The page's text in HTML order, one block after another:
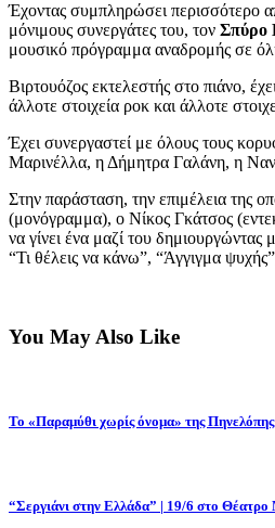
Έχοντας συμπληρώσει περισσότερο
μόνιμους συνεργάτες του, τον Σπύρο
μουσικό πρόγραμμα αναδρομής σε
Βιρτουόζος εκτελεστής στο πιάνο,
άλλοτε στοιχεία ροκ και άλλοτε
Έχει συνεργαστεί με όλους τους
Μαρινέλλα, η Δήμητρα Γαλάνη, η
Στην παράσταση, την επιμέλεια της
(μονόγραμμα), ο Νίκος Γκάτσος
να γίνει ένα μαζί του
“Τι θέλεις να κάνω”, “Άγγιγμα
You May Also Like
Το «Παραμύθι χωρίς όνομα» της
“Σεργιάνι στην Ελλάδα” | 19/6 στο